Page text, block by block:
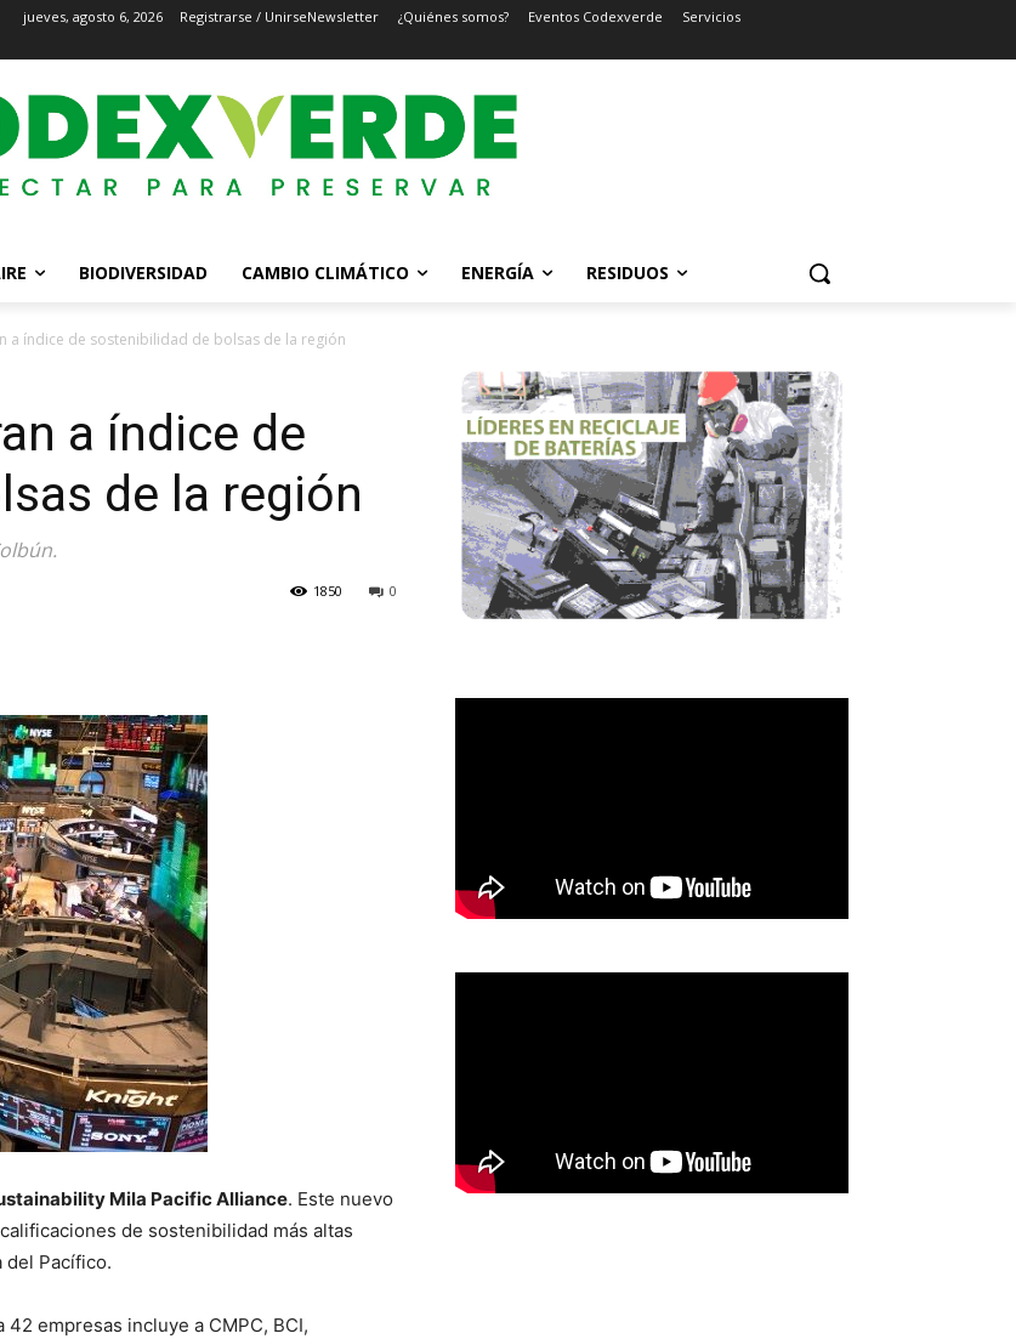
jueves, agosto 6, 2026 Registrarse / UnirseNewsletter ¿Quiénes somos? Eventos Codexverde Servicios
BIODIVERSIDAD CAMBIO CLIMÁTICO ENERGÍA RESIDUOS
a índice de sostenibilidad de bolsas de la región
a índice de
de la región
0
1850
Mila Pacific Alliance. Este nuevo
de sostenibilidad más altas
del Pacífico.
empresas incluye a CMPC, BCI,